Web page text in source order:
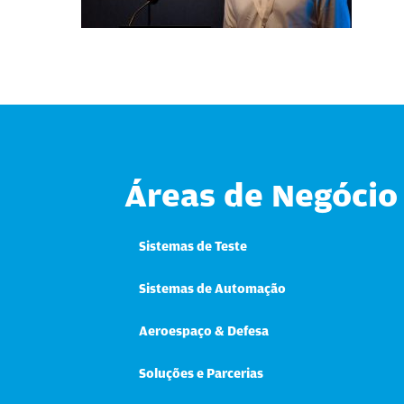
Áreas de Negócio
Sistemas de Teste
Sistemas de Automação
Aeroespaço & Defesa
Soluções e Parcerias